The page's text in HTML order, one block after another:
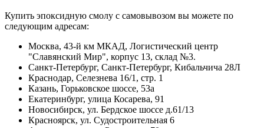
Купить эпоксидную смолу с самовывозом вы можете по
следующим адресам:
Москва, 43-й км МКАД, Логистический центр
"Славянский Мир", корпус 13, склад №3.
Санкт-Петербург, Санкт-Петербург, Кибальчича 28Л
Краснодар, Селезнева 16/1, стр. 1
Казань, Горьковское шоссе, 53а
Екатеринбург, улица Косарева, 91
Новосибирск, ул. Бердское шоссе д.61/13
Красноярск, ул. Судостроительная 6